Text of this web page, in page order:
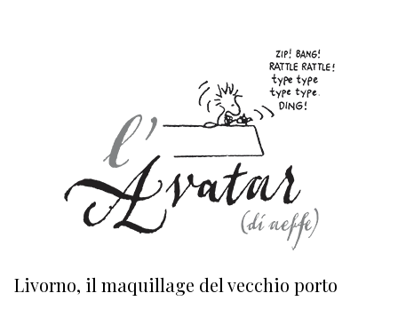
Livorno, il maquillage del vecchio porto